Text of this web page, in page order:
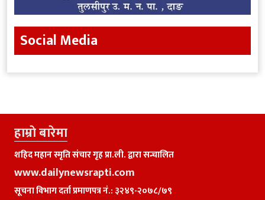
Social Media
हाम्राे बारेमा
शहिद महान स्मृति संचार गृह प्रा.ली. द्वारा सन्चालित
www.dailynewsrapti.com
सूचना विभाग दर्ता प्रमाणपत्र नं.: ३२४९-२०७८/७९